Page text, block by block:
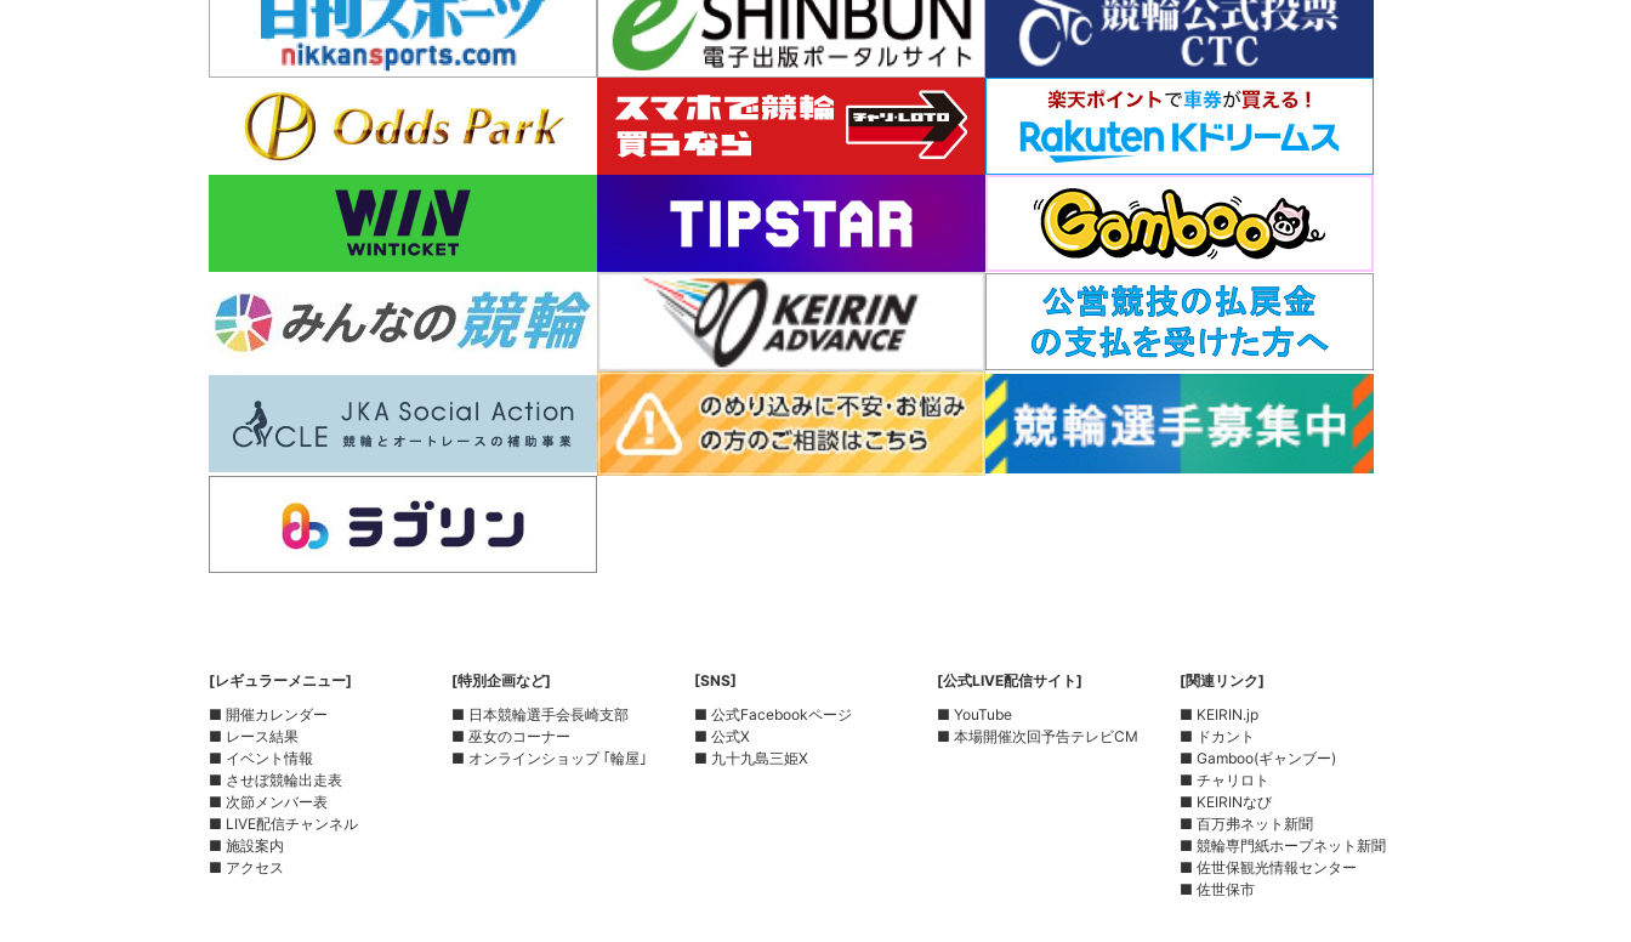
[レギュラーメニュー]
■ 開催カレンダー
■ レース結果
■ イベント情報
■ させぼ競輪出走表
■ 次節メンバー表
■ LIVE配信チャンネル
■ 施設案内
■ アクセス
[特別企画など]
■ 日本競輪選手会長崎支部
■ 巫女のコーナー
■ オンラインショップ ｢輪屋｣
[SNS]
■ 公式Facebookページ
■ 公式X
■ 九十九島三姫X
[公式LIVE配信サイト]
■ YouTube
■ 本場開催次回予告テレビCM
[関連リンク]
■ KEIRIN.jp
■ ドカント
■ Gamboo(ギャンブー)
■ チャリロト
■ KEIRINなび
■ 百万弗ネット新聞
■ 競輪専門紙ホープネット新聞
■ 佐世保観光情報センター
■ 佐世保市